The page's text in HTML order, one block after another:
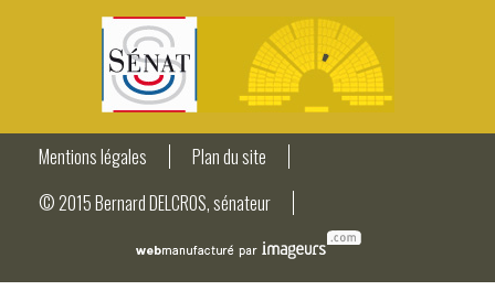
Mentions légales
Plan du site
© 2015 Bernard DELCROS, sénateur